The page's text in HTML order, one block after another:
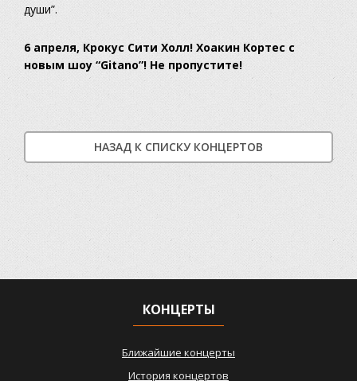
души”.
6 апреля, Крокус Сити Холл! Хоакин Кортес с
новым шоу “Gitano”! Не пропустите!
НАЗАД К СПИСКУ КОНЦЕРТОВ
КОНЦЕРТЫ
Ближайшие концерты
История концертов